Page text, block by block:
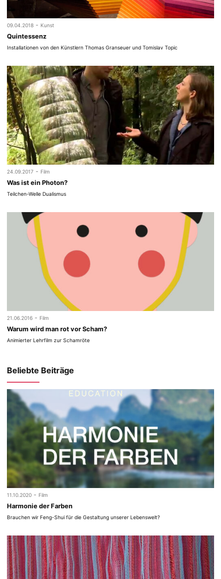
09.04.2018 - Kunst
Quintessenz
Installationen von den Künstlern Thomas Granseuer und Tomislav Topic
24.09.2017 - Film
Was ist ein Photon?
Teilchen-Welle Dualismus
21.06.2016 - Film
Warum wird man rot vor Scham?
Animierter Lehrfilm zur Schamröte
Beliebte Beiträge
11.10.2020 - Film
Harmonie der Farben
Brauchen wir Feng-Shui für die Gestaltung unserer Lebenswelt?